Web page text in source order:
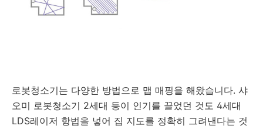
로봇청소기는 다양한 방법으로 맵 매핑을 해왔습니다. 샤
오미 로봇청소기 2세대 등이 인기를 끌었던 것도 4세대
LDS레이저 항법을 넣어 집 지도를 정확히 그려낸다는 것